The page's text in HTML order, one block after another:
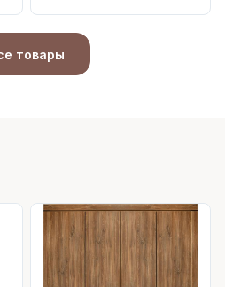
товары